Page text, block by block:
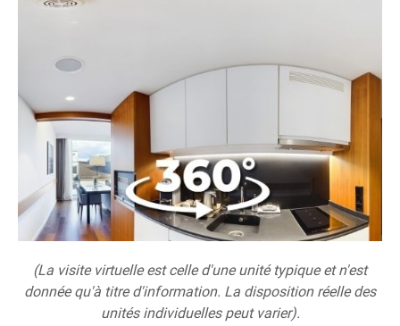
(La visite virtuelle est celle d'une unité typique et n'est
donnée qu'à titre d'information. La disposition réelle des
unités individuelles peut varier).